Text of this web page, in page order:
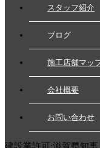
スタッフ紹介
ブログ
施工店舗マッ
会社概要
お問い合わせ